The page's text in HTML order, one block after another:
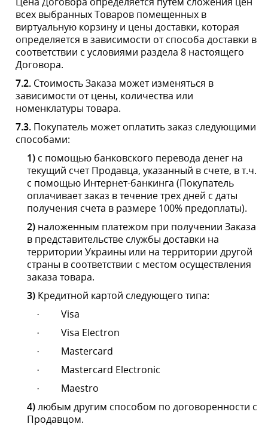
оплачивает заказ в течение трех дней с даты
получения счета в размере 100% предоплаты).
2)наложенным платежом при получении Заказа в
представительстве службы доставки на территории
Украины или на территории другой страны в
товара.
3)Кредитной картой следующего типа:
· Visa
· Visa Electron
· Mastercard
· Mastercard Electronic
·
Maestro
любым другим способом по договоренности с
Продавцом.
Примечание.При оплате Покупателем заказа
платежной картой возможно взимание
дополнительной комиссии эмитентом этой карты, в
частности при оплате Покупателем заказа
платежной картой возможно взимание
дополнительной комиссии при оплате Покупателем
Mastercard, Visa Electron, Mastercard Electronic,
Maestro. При нажатии на странице Веб-
разделе кнопки «ЗАКАЗАТЬ» означает, что
Продавец уведомил Покупателя о возможности
взимания дополнительной комиссии при оплате
Покупателем европейских заказов, эмитентом